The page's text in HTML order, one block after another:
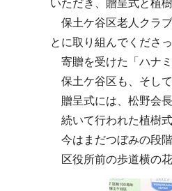
いただき、贈呈式と植
保土ケ谷区老人クラ
とに取り組んでくださ
寄贈を受けた「ハナミ
保土ケ谷区も、そして
贈呈式には、松野会長
続いて行われた植樹式
今はまだつぼみの段階
区役所前の歩道横の花